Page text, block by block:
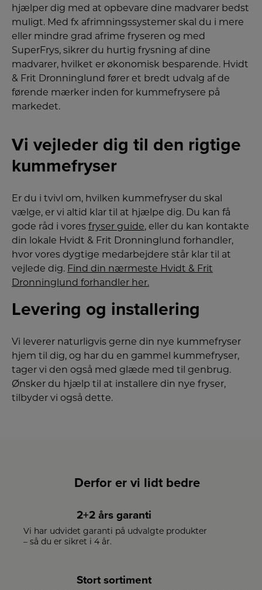
hjælper dig med at opbevare dine madvarer bedst
muligt. Med fx afrimningssystemer skal du i mere
eller mindre grad afrime fryseren og med
SuperFrys, sikrer du hurtig frysning af dine
madvarer, hvilket er økonomisk besparende. Hvidt
& Frit Dronninglund fører et bredt udvalg af de
førende mærker inden for kummefrysere på
markedet.
Vi vejleder dig til den rigtige
kummefryser
Er du i tvivl om, hvilken kummefryser du skal
vælge, er vi altid klar til at hjælpe dig. Du kan få
gode råd i vores fryser guide, eller du kan kontakte
din lokale Hvidt & Frit Dronninglund forhandler,
hvor vores dygtige medarbejdere står klar til at
vejlede dig. Find din nærmeste Hvidt & Frit
Dronninglund forhandler her.
Levering og installering
Vi leverer naturligvis gerne din nye kummefryser
hjem til dig, og har du en gammel kummefryser,
tager vi den også med glæde med til genbrug.
Ønsker du hjælp til at installere din nye fryser,
tilbyder vi også dette.
Derfor er vi lidt bedre
2+2 års garanti
Vi har udvidet garanti på udvalgte produkter
– så du er sikret i 4 år.
Stort sortiment